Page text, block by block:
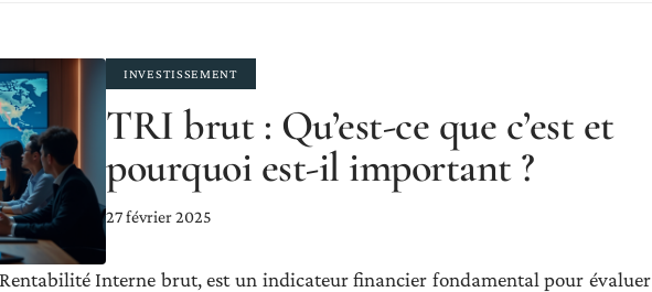
INVESTISSEMENT
TRI brut : Qu’est-ce que c’est et
pourquoi est-il important ?
27 février 2025
Interne brut, est un indicateur financier fondamental pour évaluer